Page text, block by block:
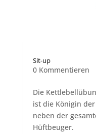
Sit-up
0 Kommentieren
Die
ist die Königin
neben der
Hüftbeuger.